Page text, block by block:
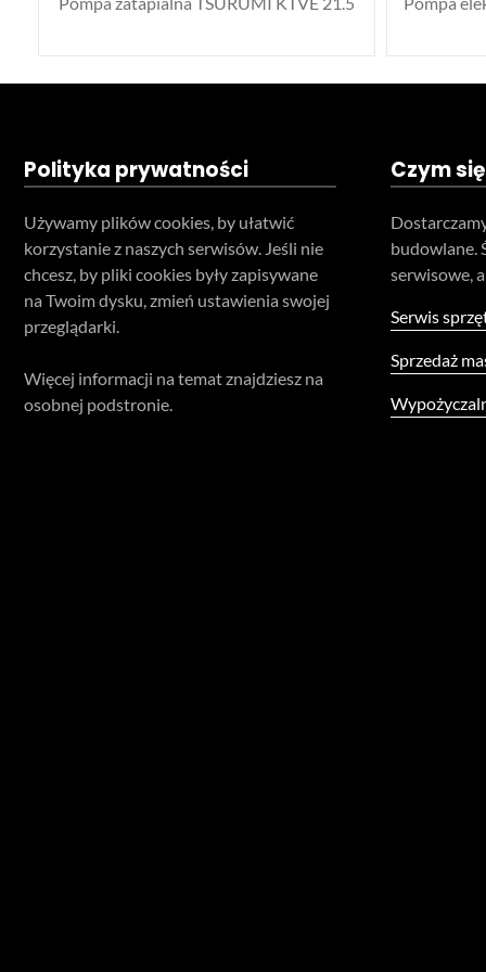
Polityka prywatności
Używamy plików cookies, by ułatwić
korzystanie z naszych serwisów. Jeśli nie
chcesz, by pliki cookies były zapisywane
na Twoim dysku, zmień ustawienia swojej
przeglądarki.
Więcej informacji na temat znajdziesz na
osobnej podstronie.
Czym
budowlane.
serwisowe,
Serwis
Sprzedaż